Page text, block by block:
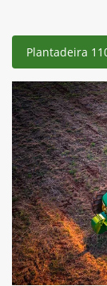
Plantadeira